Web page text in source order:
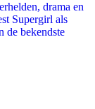
drama en
Supergirl als
de bekendste